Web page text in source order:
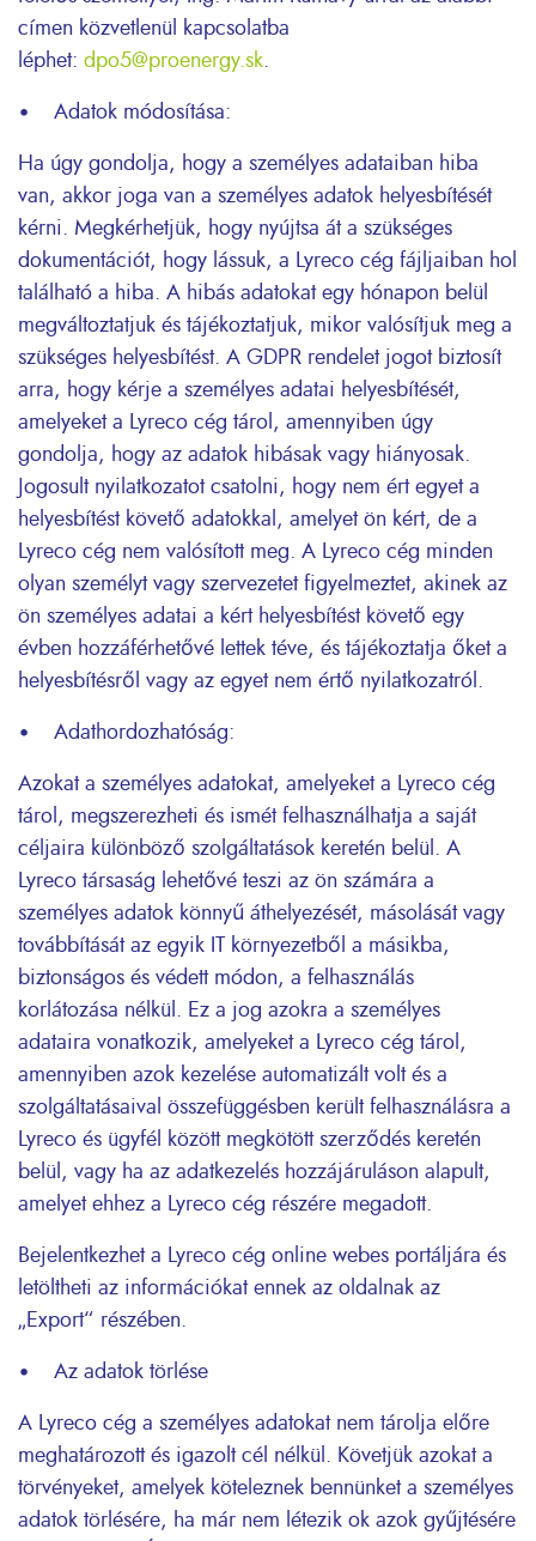
címen közvetlenül kapcsolatba
léphet: dpo5@proenergy.sk.
• Adatok módosítása:
Ha úgy gondolja, hogy a személyes adataiban hiba
van, akkor joga van a személyes adatok helyesbítését
kérni. Megkérhetjük, hogy nyújtsa át a szükséges
dokumentációt, hogy lássuk, a Lyreco cég fájljaiban hol
található a hiba. A hibás adatokat egy hónapon belül
megváltoztatjuk és tájékoztatjuk, mikor valósítjuk meg a
szükséges helyesbítést. A GDPR rendelet jogot biztosít
arra, hogy kérje a személyes adatai helyesbítését,
amelyeket a Lyreco cég tárol, amennyiben úgy
gondolja, hogy az adatok hibásak vagy hiányosak.
Jogosult nyilatkozatot csatolni, hogy nem ért egyet a
helyesbítést követő adatokkal, amelyet ön kért, de a
Lyreco cég nem valósított meg. A Lyreco cég minden
olyan személyt vagy szervezetet figyelmeztet, akinek az
ön személyes adatai a kért helyesbítést követő egy
évben hozzáférhetővé lettek téve, és tájékoztatja őket a
helyesbítésről vagy az egyet nem értő nyilatkozatról.
• Adathordozhatóság:
Azokat a személyes adatokat, amelyeket a Lyreco cég
tárol, megszerezheti és ismét felhasználhatja a saját
céljaira különböző szolgáltatások keretén belül. A
Lyreco társaság lehetővé teszi az ön számára a
személyes adatok könnyű áthelyezését, másolását vagy
továbbítását az egyik IT környezetből a másikba,
biztonságos és védett módon, a felhasználás
korlátozása nélkül. Ez a jog azokra a személyes
adataira vonatkozik, amelyeket a Lyreco cég tárol,
amennyiben azok kezelése automatizált volt és a
szolgáltatásaival összefüggésben került felhasználásra a
Lyreco és ügyfél között megkötött szerződés keretén
belül, vagy ha az adatkezelés hozzájáruláson alapult,
amelyet ehhez a Lyreco cég részére megadott.
Bejelentkezhet a Lyreco cég online webes portáljára és
letöltheti az információkat ennek az oldalnak az
„Export“ részében.
• Az adatok törlése
A Lyreco cég a személyes adatokat nem tárolja előre
meghatározott és igazolt cél nélkül. Követjük azokat a
törvényeket, amelyek köteleznek bennünket a személyes
adatok törlésére, ha már nem létezik ok azok gyűjtésére